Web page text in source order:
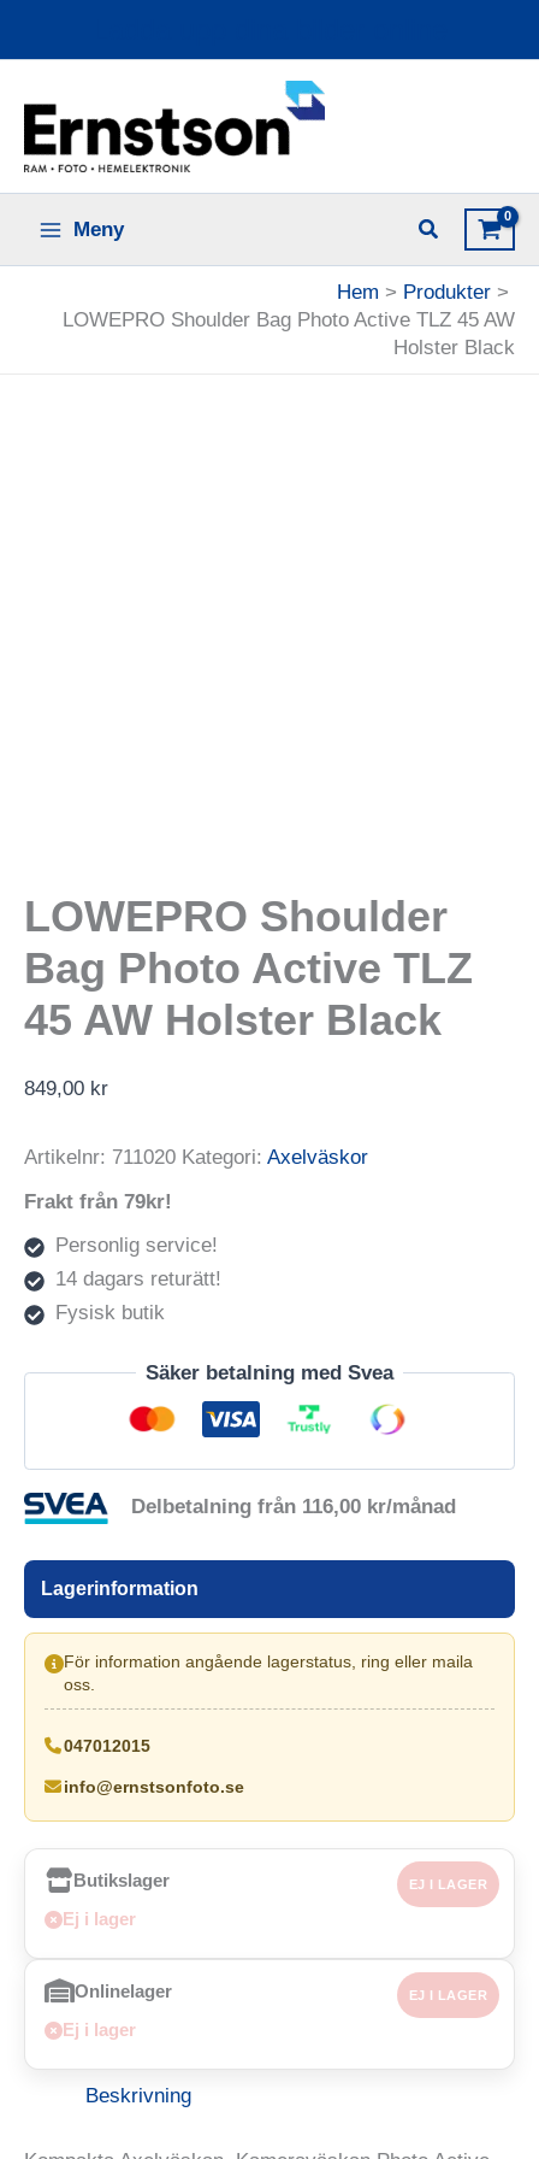
Meny
Hem
Produkter
LOWEPRO Shoulder Bag Photo Active TLZ 45 AW
Holster Black
LOWEPRO Shoulder
Bag Photo Active TLZ
45 AW Holster Black
849,00 kr
Artikelnr: 711020 Kategori: Axelväskor
Frakt från 79kr!
Personlig service!
14 dagars returätt!
Fysisk butik
Säker betalning med Svea
Delbetalning från 116,00 kr/månad
Lagerinformation
För information angående lagerstatus, ring eller maila
oss.
047012015
info@ernstsonfoto.se
Butikslager EJ I LAGER
Ej i lager
Onlinelager EJ I LAGER
Ej i lager
Beskrivning